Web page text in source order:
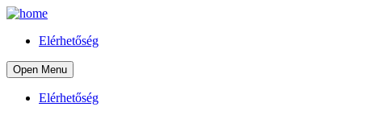
Elérhetőség
Open Menu
Elérhetőség